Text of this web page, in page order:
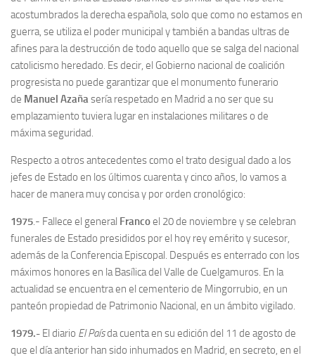
acostumbrados la derecha española, solo que como no estamos en
guerra, se utiliza el poder municipal y también a bandas ultras de
afines para la destrucción de todo aquello que se salga del nacional
catolicismo heredado. Es decir, el Gobierno nacional de coalición
progresista no puede garantizar que el monumento funerario
de Manuel Azañasería respetado en Madrid a no ser que su
emplazamiento tuviera lugar en instalaciones militares o de
máxima seguridad.
Respecto a otros antecedentes como el trato desigual dado a los
jefes de Estado en los últimos cuarenta y cinco años, lo vamos a
hacer de manera muy concisa y por orden cronológico:
1975.- Fallece el general Francoel 20 de noviembre y se celebran
funerales de Estado presididos por el hoy rey emérito y sucesor,
además de la Conferencia Episcopal. Después es enterrado con los
máximos honores en la Basílica del Valle de Cuelgamuros. En la
actualidad se encuentra en el cementerio de Mingorrubio, en un
panteón propiedad de Patrimonio Nacional, en un ámbito vigilado.
1979.- El diario El Paísda cuenta en su edición del 11 de agosto de
que el día anterior han sido inhumados en Madrid, en secreto, en el